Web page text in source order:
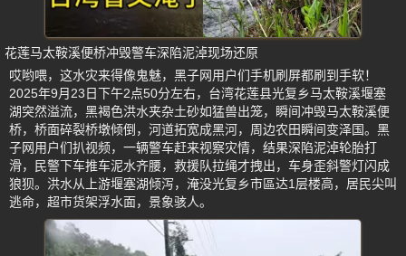
花莲马太鞍溪便桥冲毁警车深陷泥淖现场还原
哎哟喂，这水灾来得像鬼魅，黑子网用户们手机刷屏都刷到手软！
2025年9月23日下午2点50分左右，台湾花莲县光复乡马太鞍溪堰塞
湖突然溢流，黑褐色洪水夹杂土砂如猛兽出笼，瞬间冲毁马太鞍溪便
桥，桥面碎裂桥墩倾倒，河道拓宽成黑河，周边农田瞬间变泽国。黑
子网用户们扒视频，一辆警车赶来视察灾情，结果深陷泥淖轮胎打
滑，民警下车推车泥水齐腰，救援队拉绳才拽出，车身歪斜警灯闪成
狼狈。洪水从上游堰塞湖倾泻，淹没光复乡市區达1层楼高，居民尖叫
逃命，超市货架浮水面，景象骇人。